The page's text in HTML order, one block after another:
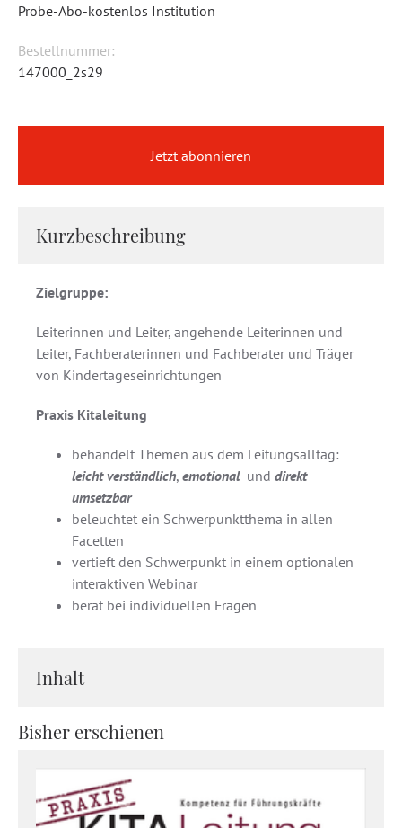
Probe-Abo-kostenlos Institution
Bestellnummer:
147000_2s29
Jetzt abonnieren
Kurzbeschreibung
Zielgruppe:
Leiterinnen und Leiter, angehende Leiterinnen und
Leiter, Fachberaterinnen und Fachberater und Träger
von Kindertageseinrichtungen
Praxis Kitaleitung
behandelt Themen aus dem Leitungsalltag:
leicht verständlich, emotional und direkt
umsetzbar
beleuchtet ein Schwerpunktthema in allen
Facetten
vertieft den Schwerpunkt in einem optionalen
interaktiven Webinar
berät bei individuellen Fragen
Inhalt
Bisher erschienen